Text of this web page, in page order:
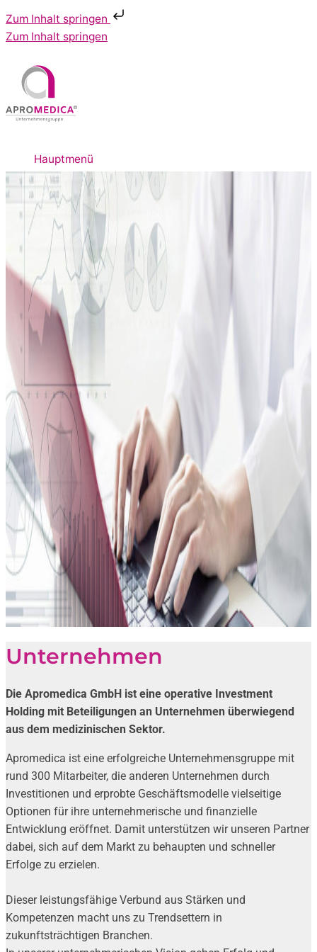
Zum Inhalt springen
Zum Inhalt springen
Hauptmenü
Unternehmen
Die Apromedica GmbH ist eine operative Investment
Holding mit Beteiligungen an Unternehmen überwiegend
aus dem medizinischen Sektor.
Apromedica ist eine erfolgreiche Unternehmensgruppe mit
rund 300 Mitarbeiter, die anderen Unternehmen durch
Investitionen und erprobte Geschäftsmodelle vielseitige
Optionen für ihre unternehmerische und finanzielle
Entwicklung eröffnet. Damit unterstützen wir unseren Partner
dabei, sich auf dem Markt zu behaupten und schneller
Erfolge zu erzielen.
Dieser leistungsfähige Verbund aus Stärken und
Kompetenzen macht uns zu Trendsettern in
zukunftsträchtigen Branchen.